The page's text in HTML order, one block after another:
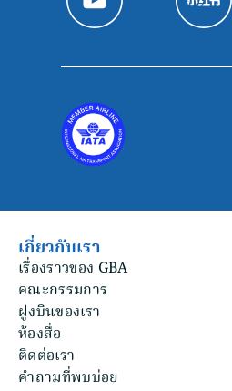
เกี่ยวกับเรา
เรื่องราวของ GBA
คณะกรรมการ
ฝูงบินของเรา
ห้องสื่อ
ติดต่อเรา
คําถามที่พบบ่อย